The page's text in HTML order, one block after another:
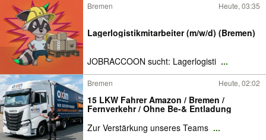
Bremen Heute, 03:35
Lagerlogistikmitarbeiter (m/w/d) (Bremen)
JOBRACCOON sucht: Lagerlogisti ...
Bremen Heute, 02:02
15 LKW Fahrer Amazon / Bremen /
Fernverkehr / Ohne Be-& Entladung
Zur Verstärkung unseres Teams ...